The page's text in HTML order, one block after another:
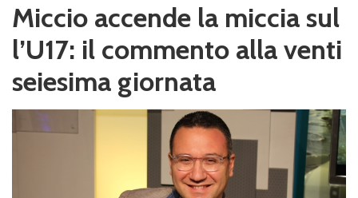
Miccio accende la miccia sul
l’U17: il commento alla venti
seiesima giornata